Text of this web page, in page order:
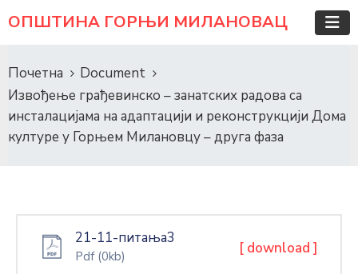
ОПШТИНА ГОРЊИ МИЛАНОВАЦ
Почетна
Document
Извођење грађевинско – занатских радова са
инсталацијама на адаптацији и реконструкцији Дома
културе у Горњем Милановцу – друга фаза
21-11-питања3
Pdf (0kb) [ download ]